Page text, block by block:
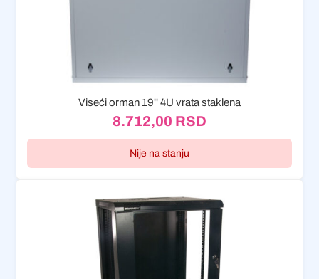
Viseći orman 19'' 4U vrata staklena
8.712,00 RSD
Nije na stanju